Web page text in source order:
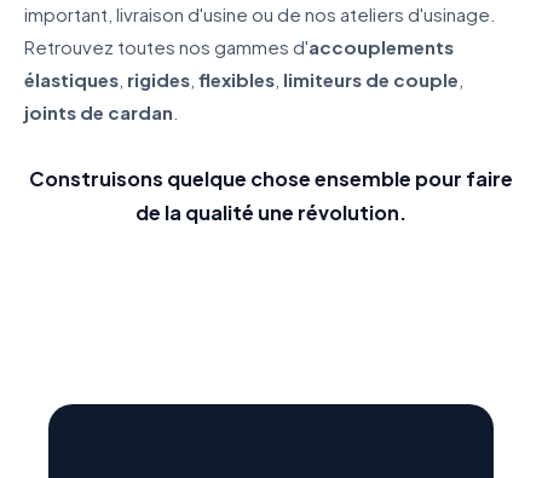
important, livraison d'usine ou de nos ateliers d'usinage.
Retrouvez toutes nos gammes d'accouplements
élastiques rigides flexibles limiteurs de couple
joints de cardan
Construisons quelque chose ensemble pour faire
de la qualité une révolution.